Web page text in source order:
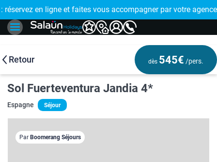
!
: réservez en ligne et faites vous accompagner par votre
🤩
Retour dès 545€ /pers.
Sol Fuerteventura Jandia 4*
Espagne Séjour
Par Boomerang Séjours